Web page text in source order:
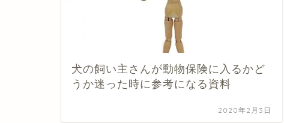
犬の飼い主さんが動物保険に入るかど
うか迷った時に参考になる資料
2020年2月3日